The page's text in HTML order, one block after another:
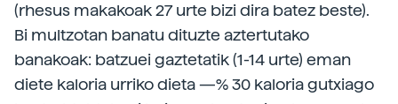
(rhesus makakoak 27 urte bizi dira batez beste).
Bi multzotan banatu dituzte aztertutako
banakoak: batzuei gaztetatik (1-14 urte) eman
diete kaloria urriko dieta —% 30 kaloria gutxiago